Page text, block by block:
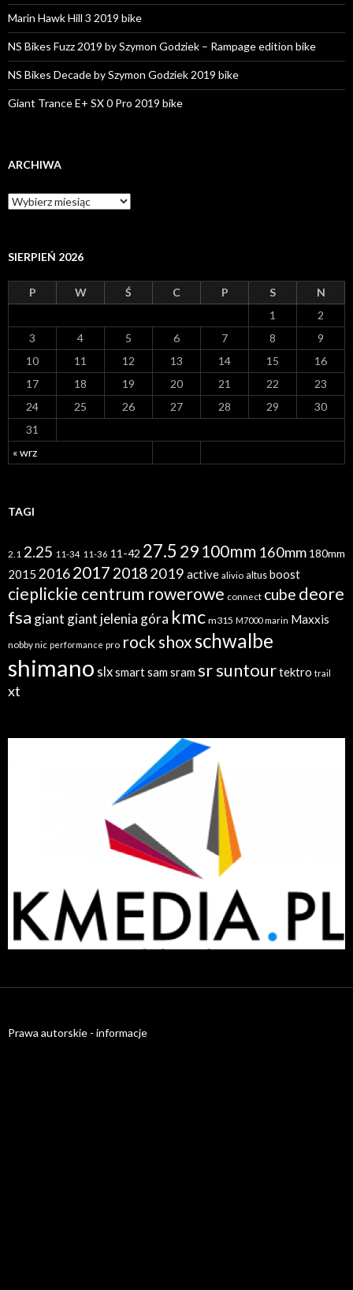
Marin Hawk Hill 3 2019 bike
NS Bikes Fuzz 2019 by Szymon Godziek – Rampage edition bike
NS Bikes Decade by Szymon Godziek 2019 bike
Giant Trance E+ SX 0 Pro 2019 bike
ARCHIWA
A
r
i
a
SIERPIEŃ 2026
P W Ś C P S N
« wrz
1
2
3
4 5 6 7 8
9
10
11 12 13 14 15
16
17
18 19 20 21 22
23
24
25 26 27 28 29
30
31
TAGI
2.1 2.25 11-34 11-36 11-42 27.5 29 100mm 160mm 180mm
2015 20162017 20182019 active alivio altus boost
cieplickie centrum rowerowe connect cube deore
fsa giant giant jelenia góra kmc m315 M7000 marin Maxxis
nobby nic performance pro rock shoxschwalbe
shimano slxsmart sam sramsr suntourtektro trail
xt
radiatory.com.pl
Prawa autorskie - informacje